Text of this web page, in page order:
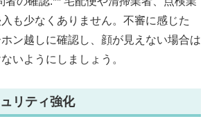
も少なくありません。不審に感じた
ン越しに確認し、顔が見えない場合は
いようにしましょう。
リティ強化